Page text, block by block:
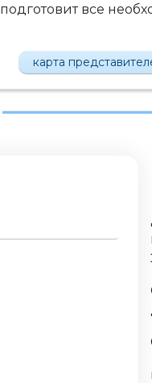
подготовит все
карта